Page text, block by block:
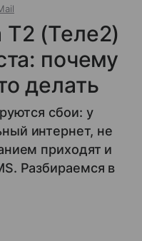
T2 (Теле2)
почему
делать
сбои: у
интернет, не
приходят и
Разбираемся в